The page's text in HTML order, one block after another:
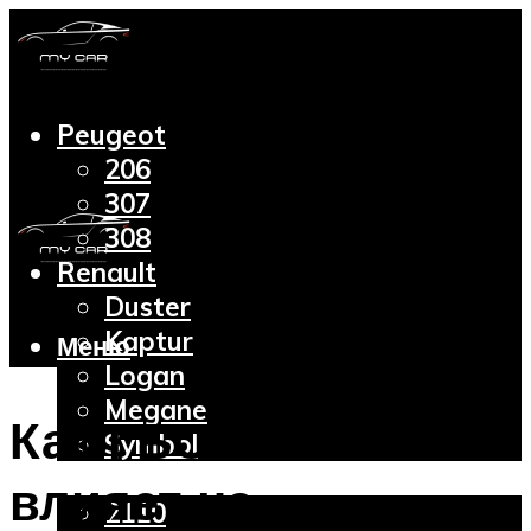
Peugeot
206
307
308
Renault
Duster
Kaptur
Logan
Megane
Symbol
2110
Меню
Как ГБО и газ
влияет на